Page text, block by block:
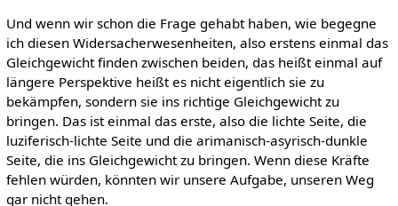
Und wenn wir schon die Frage gehabt haben, wie begegne
ich diesen Widersacherwesenheiten, also erstens einmal das
Gleichgewicht finden zwischen beiden, das heißt einmal auf
längere Perspektive heißt es nicht eigentlich sie zu
bekämpfen, sondern sie ins richtige Gleichgewicht zu
bringen. Das ist einmal das erste, also die lichte Seite, die
luziferisch-lichte Seite und die arimanisch-asyrisch-dunkle
Seite, die ins Gleichgewicht zu bringen. Wenn diese Kräfte
fehlen würden, könnten wir unsere Aufgabe, unseren Weg
gar nicht gehen.